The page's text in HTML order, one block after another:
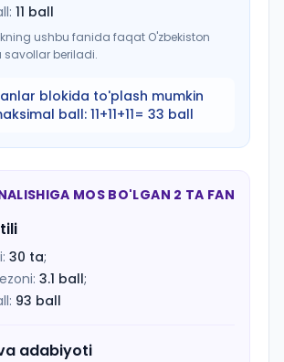
11 ball
ushbu fanida faqat O'zbekiston
savollar beriladi.
blokida to'plash mumkin
ball: 11+11+11= 33 ball
MOS BO'LGAN 2 TA FAN
30 ta;
3.1 ball;
93 ball
adabiyoti